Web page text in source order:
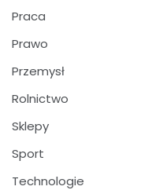
Praca
Prawo
Przemysł
Rolnictwo
Sklepy
Sport
Technologie